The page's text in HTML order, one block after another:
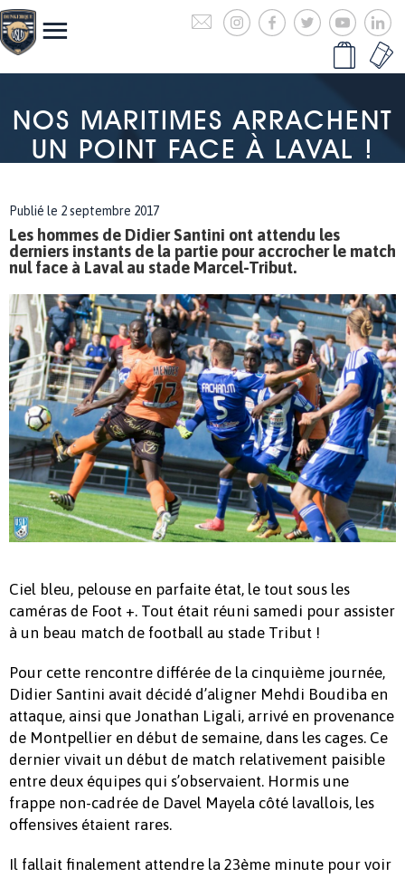
NOS MARITIMES ARRACHENT
UN POINT FACE À LAVAL !
Publié le 2 septembre 2017
Les hommes de Didier Santini ont attendu les
derniers instants de la partie pour accrocher le match
nul face à Laval au stade Marcel-Tribut.
Ciel bleu, pelouse en parfaite état, le tout sous les
caméras de Foot +. Tout était réuni samedi pour assister
à un beau match de football au stade Tribut !
Pour cette rencontre différée de la cinquième journée,
Didier Santini avait décidé d’aligner Mehdi Boudiba en
attaque, ainsi que Jonathan Ligali, arrivé en provenance
de Montpellier en début de semaine, dans les cages. Ce
dernier vivait un début de match relativement paisible
entre deux équipes qui s’observaient. Hormis une
frappe non-cadrée de Davel Mayela côté lavallois, les
offensives étaient rares.
Il fallait finalement attendre la 23ème minute pour voir